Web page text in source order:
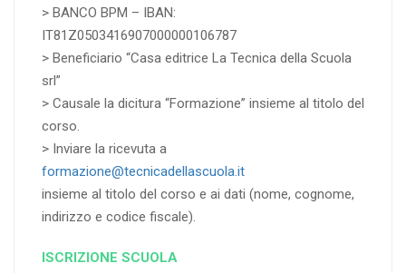
> BANCO BPM – IBAN:
IT81Z0503416907000000106787
> Beneficiario “Casa editrice La Tecnica della Scuola
srl”
> Causale la dicitura “Formazione” insieme al titolo del
corso.
> Inviare la ricevuta a
formazione@tecnicadellascuola.it
insieme al titolo del corso e ai dati (nome, cognome,
indirizzo e codice fiscale).
ISCRIZIONE SCUOLA